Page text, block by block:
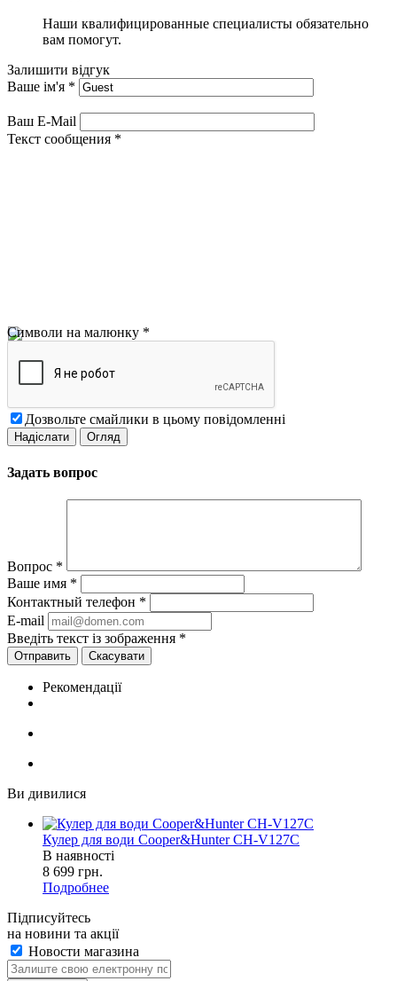
Наши квалифицированные специалисты обязательно
вам помогут.
Залишити відгук
Ваше ім'я *
Ваш E-Mail
Текст сообщения *
Символи на малюнку *
Дозвольте смайлики в цьому повідомленні
Задать вопрос
Вопрос *
Ваше имя *
Контактный телефон *
E-mail
Введіть текст із зображення *
Скасувати
Рекомендації
Ви дивилися
Кулер для води Cooper&Hunter CH-V127C
В наявності
8 699 грн.
Подробнее
Підписуйтесь
на новини та акції
Новости магазина